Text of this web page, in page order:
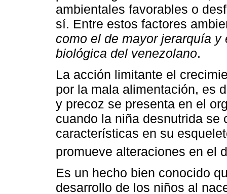
ambientales favorables o
sí. Entre estos factores
como el de mayor jerarquía
biológica del venezolano.
La acción limitante el
por la mala alimentación, es
y precoz se presenta en el
cuando la niña desnutrida se
características en su
promueve alteraciones en el
Es un hecho bien conocido
desarrollo de los niños al